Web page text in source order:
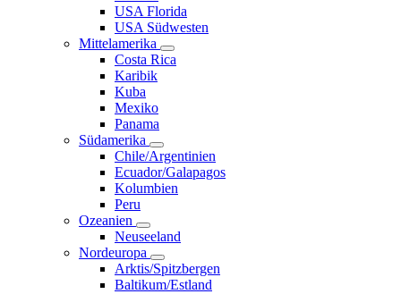
USA Florida
USA Südwesten
Mittelamerika
Costa Rica
Karibik
Kuba
Mexiko
Panama
Südamerika
Chile/Argentinien
Ecuador/Galapagos
Kolumbien
Peru
Ozeanien
Neuseeland
Nordeuropa
Arktis/Spitzbergen
Baltikum/Estland